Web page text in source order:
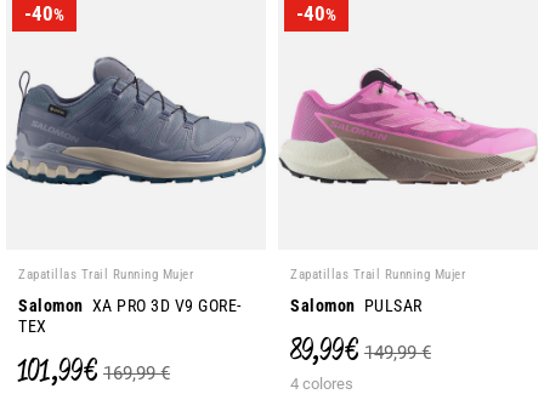
-40%
Zapatillas Trail Running Mujer
Salomon XA PRO 3D V9 GORE-
TEX
101,99 € 169,99 €
-40%
Zapatillas Trail Running Mujer
Salomon PULSAR
89,99 € 149,99 €
4 colores